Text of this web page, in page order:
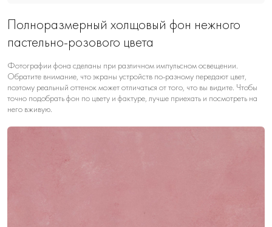
Полноразмерный холщовый фон нежного
пастельно-розового цвета
Фотографии фона сделаны при различном импульсном освещении.
Обратите внимание, что экраны устройств по-разному передают цвет,
поэтому реальный оттенок может отличаться от того, что вы видите. Чтобы
точно подобрать фон по цвету и фактуре, лучше приехать и посмотреть на
него вживую.